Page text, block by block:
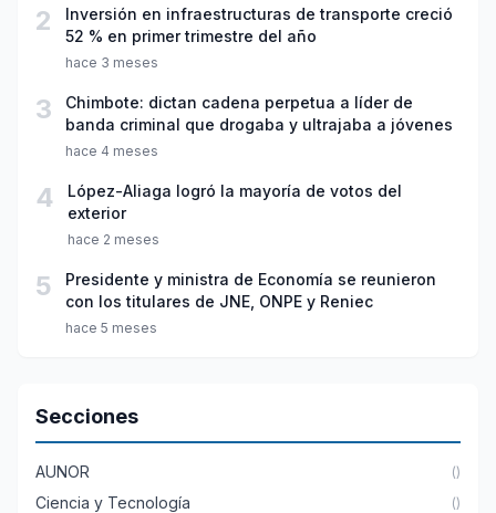
2
Inversión en infraestructuras de transporte creció
52 % en primer trimestre del año
hace 3 meses
3
Chimbote: dictan cadena perpetua a líder de
banda criminal que drogaba y ultrajaba a jóvenes
hace 4 meses
4
López-Aliaga logró la mayoría de votos del
exterior
hace 2 meses
5
Presidente y ministra de Economía se reunieron
con los titulares de JNE, ONPE y Reniec
hace 5 meses
Secciones
AUNOR ()
Ciencia y Tecnología ()